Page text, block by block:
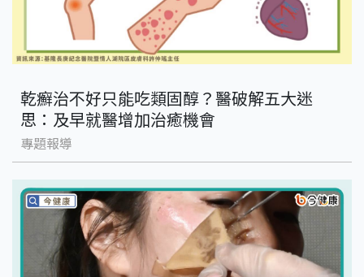
乾癬治不好只能吃類固醇？醫破解五大迷
思：及早就醫增加治癒機會
專題報導